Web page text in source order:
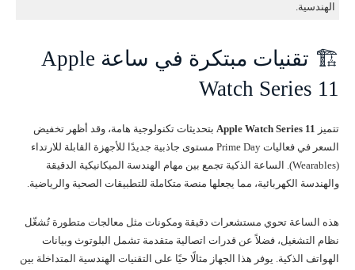
الهندسية.
🏗️ تقنيات مبتكرة في ساعة Apple
Watch Series 11
تتميز Apple Watch Series 11 بتحديثات تكنولوجية هامة، وقد أظهر تخفيض
السعر في فعاليات Prime Day مستوى جاذبية جديدًا للأجهزة القابلة للارتداء
(Wearables). الساعة الذكية تجمع بين مهام الهندسة الميكانيكية الدقيقة
والهندسة الكهربائية، مما يجعلها منصة متكاملة للتطبيقات الصحية والرياضية.
هذه الساعة تحوي مستشعرات دقيقة ومكونات مثل معالجات متطورة تُشغّل
نظام التشغيل، فضلاً عن قدرات اتصالية متقدمة تشمل البلوتوث وبيانات
الهواتف الذكية. يوفر هذا الجهاز مثالًا حيًا على التقنيات الهندسية المتداخلة بين